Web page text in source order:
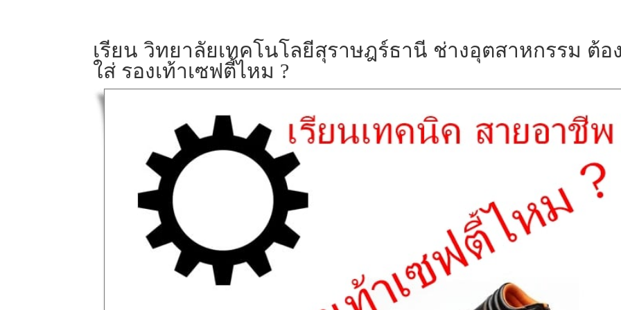
เรียน วิทยาลัยเทคโนโลยีสุราษฎร์ธานี ช่างอุตสาหกรรม ต้อ
ใส่ รองเท้าเซฟตี้ไหม ?